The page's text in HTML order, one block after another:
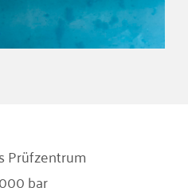
Prüfzentrum
bar